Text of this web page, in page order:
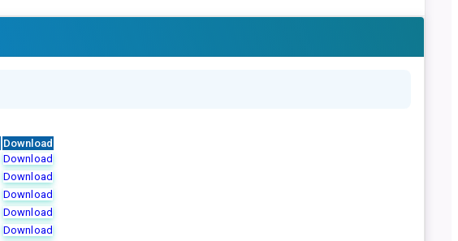
Download
Download
Download
Download
Download
Download